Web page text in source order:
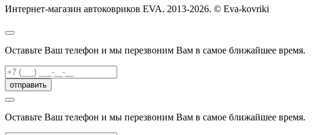
Интернет-магазин автоковриков EVA. 2013-2026. © Eva-kovriki
Оставьте Ваш телефон и мы перезвоним Вам в самое ближайшее время.
отправить
Оставьте Ваш телефон и мы перезвоним Вам в самое ближайшее время.